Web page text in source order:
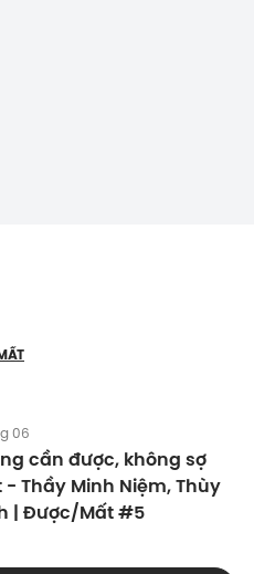
06
cần được, không sợ
Thầy Minh Niệm, Thùy
| Được/Mất #5